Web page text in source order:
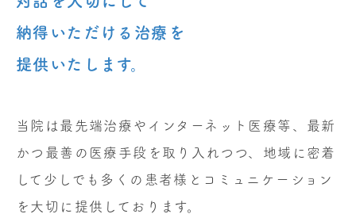
納得いただける治療を
提供いたします。
当院は最先端治療やインターネット医療等、最新
かつ最善の医療手段を取り入れつつ、地域に密着
して少しでも多くの患者様とコミュニケーション
を大切に提供しております。